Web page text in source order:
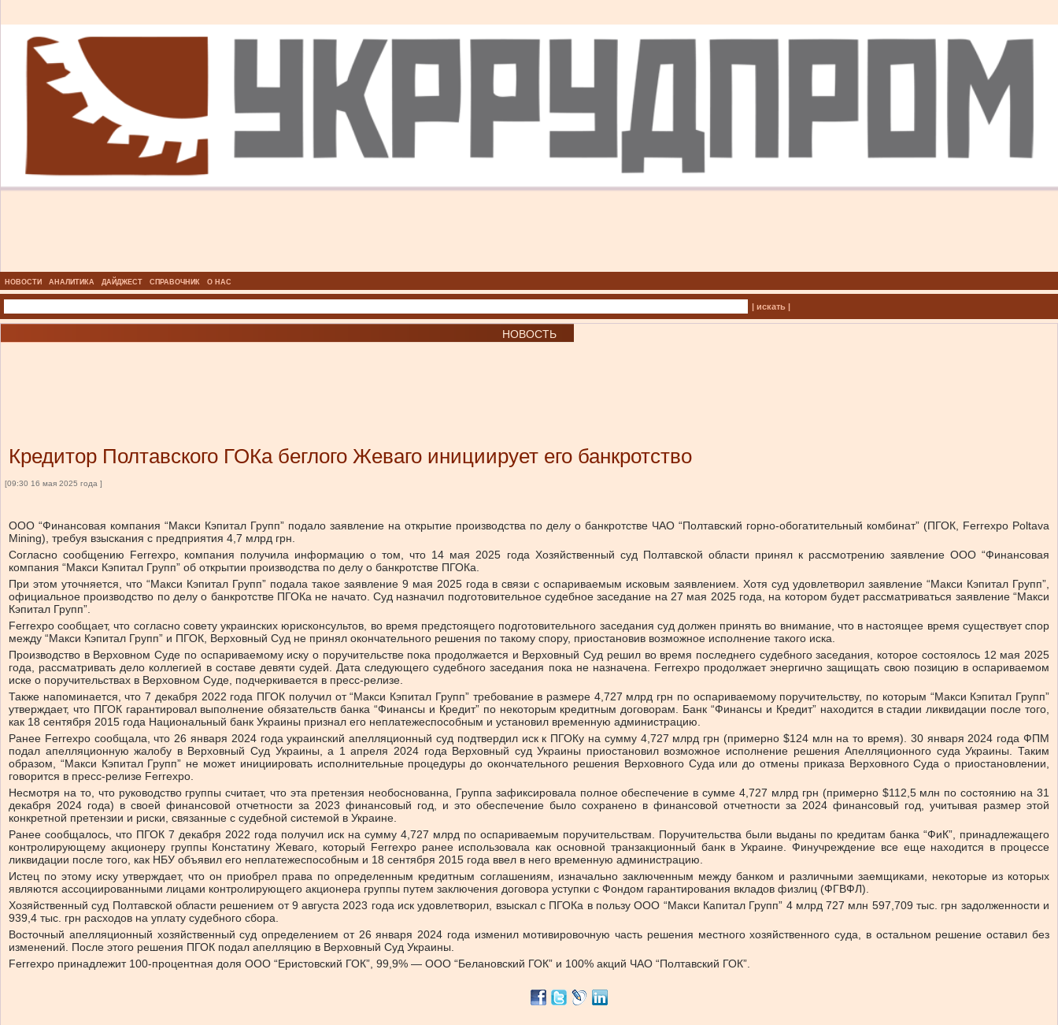
НОВОСТИ АНАЛИТИКА ДАЙДЖЕСТ СПРАВОЧНИК О НАС
| искать |
НОВОСТЬ
Кредитор Полтавского ГОКа беглого Жеваго инициирует его банкротство
[09:30 16 мая 2025 года ]
ООО “Финансовая компания “Макси Кэпитал Групп” подало заявление на открытие производства по делу о банкротстве ЧАО “Полтавский горно-обогатительный комбинат” (ПГОК, Ferrexpo Poltava
Mining), требуя взыскания с предприятия 4,7 млрд грн.
Согласно сообщению Ferrexpo, компания получила информацию о том, что 14 мая 2025 года Хозяйственный суд Полтавской области принял к рассмотрению заявление ООО “Финансовая
компания “Макси Кэпитал Групп” об открытии производства по делу о банкротстве ПГОКа.
При этом уточняется, что “Макси Кэпитал Групп” подала такое заявление 9 мая 2025 года в связи с оспариваемым исковым заявлением. Хотя суд удовлетворил заявление “Макси Кэпитал Групп”,
официальное производство по делу о банкротстве ПГОКа не начато. Суд назначил подготовительное судебное заседание на 27 мая 2025 года, на котором будет рассматриваться заявление “Макси
Кэпитал Групп”.
Ferrexpo сообщает, что согласно совету украинских юрисконсультов, во время предстоящего подготовительного заседания суд должен принять во внимание, что в настоящее время существует спор
между “Макси Кэпитал Групп” и ПГОК, Верховный Суд не принял окончательного решения по такому спору, приостановив возможное исполнение такого иска.
Производство в Верховном Суде по оспариваемому иску о поручительстве пока продолжается и Верховный Суд решил во время последнего судебного заседания, которое состоялось 12 мая 2025
года, рассматривать дело коллегией в составе девяти судей. Дата следующего судебного заседания пока не назначена. Ferrexpo продолжает энергично защищать свою позицию в оспариваемом
иске о поручительствах в Верховном Суде, подчеркивается в пресс-релизе.
Также напоминается, что 7 декабря 2022 года ПГОК получил от “Макси Кэпитал Групп” требование в размере 4,727 млрд грн по оспариваемому поручительству, по которым “Макси Кэпитал Групп”
утверждает, что ПГОК гарантировал выполнение обязательств банка “Финансы и Кредит” по некоторым кредитным договорам. Банк “Финансы и Кредит” находится в стадии ликвидации после того,
как 18 сентября 2015 года Национальный банк Украины признал его неплатежеспособным и установил временную администрацию.
Ранее Ferrexpo сообщала, что 26 января 2024 года украинский апелляционный суд подтвердил иск к ПГОКу на сумму 4,727 млрд грн (примерно $124 млн на то время). 30 января 2024 года ФПМ
подал апелляционную жалобу в Верховный Суд Украины, а 1 апреля 2024 года Верховный суд Украины приостановил возможное исполнение решения Апелляционного суда Украины. Таким
образом, “Макси Кэпитал Групп” не может инициировать исполнительные процедуры до окончательного решения Верховного Суда или до отмены приказа Верховного Суда о приостановлении,
говорится в пресс-релизе Ferrexpo.
Несмотря на то, что руководство группы считает, что эта претензия необоснованна, Группа зафиксировала полное обеспечение в сумме 4,727 млрд грн (примерно $112,5 млн по состоянию на 31
декабря 2024 года) в своей финансовой отчетности за 2023 финансовый год, и это обеспечение было сохранено в финансовой отчетности за 2024 финансовый год, учитывая размер этой
конкретной претензии и риски, связанные с судебной системой в Украине.
Ранее сообщалось, что ПГОК 7 декабря 2022 года получил иск на сумму 4,727 млрд по оспариваемым поручительствам. Поручительства были выданы по кредитам банка “ФиК”, принадлежащего
контролирующему акционеру группы Констатину Жеваго, который Ferrexpo ранее использовала как основной транзакционный банк в Украине. Финучреждение все еще находится в процессе
ликвидации после того, как НБУ объявил его неплатежеспособным и 18 сентября 2015 года ввел в него временную администрацию.
Истец по этому иску утверждает, что он приобрел права по определенным кредитным соглашениям, изначально заключенным между банком и различными заемщиками, некоторые из которых
являются ассоциированными лицами контролирующего акционера группы путем заключения договора уступки с Фондом гарантирования вкладов физлиц (ФГВФЛ).
Хозяйственный суд Полтавской области решением от 9 августа 2023 года иск удовлетворил, взыскал с ПГОКа в пользу ООО “Макси Капитал Групп” 4 млрд 727 млн 597,709 тыс. грн задолженности и
939,4 тыс. грн расходов на уплату судебного сбора.
Восточный апелляционный хозяйственный суд определением от 26 января 2024 года изменил мотивировочную часть решения местного хозяйственного суда, в остальном решение оставил без
изменений. После этого решения ПГОК подал апелляцию в Верховный Суд Украины.
Ferrеxpo принадлежит 100-процентная доля ООО “Еристовский ГОК”, 99,9% — ООО “Белановский ГОК” и 100% акций ЧАО “Полтавский ГОК”.